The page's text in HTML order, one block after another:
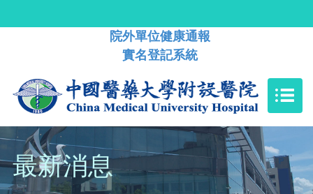
院外單位健康通報
實名登記系統
最新消息